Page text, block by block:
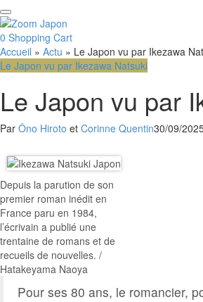
0 Shopping Cart
Accueil » Actu » Le Japon vu par Ikezawa
Le Japon vu par Ikezawa Natsuki
Le Japon vu par
Par Ôno Hiroto et Corinne Quentin30/09/
Depuis la parution de son
premier roman inédit en
France paru en 1984,
l’écrivain a publié une
trentaine de romans et de
recueils de nouvelles. /
Hatakeyama Naoya
Pour ses 80 ans, le romancier,